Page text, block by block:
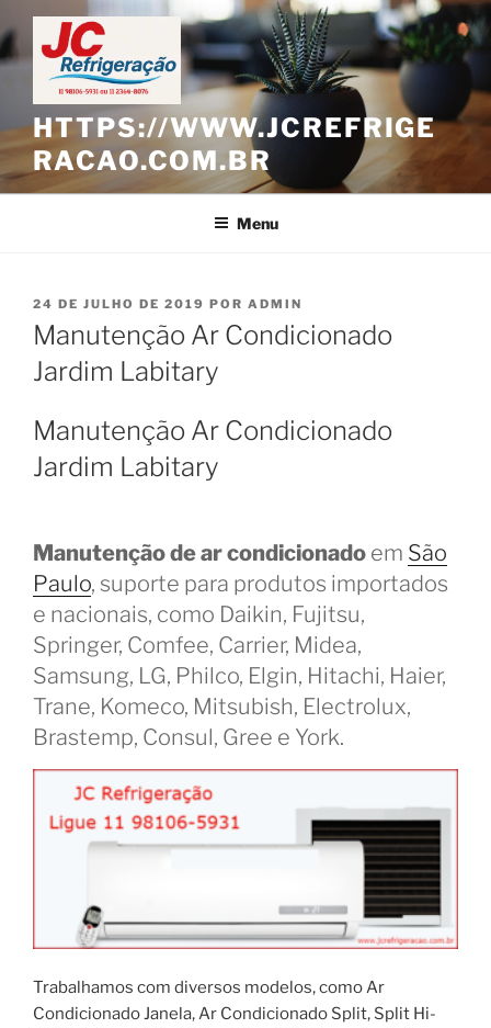
Pular
para
o
conteúdo
HTTPS://WWW.JCREFRIGE
RACAO.COM.BR
Menu
PUBLICADO
EM
24 DE JULHO DE 2019 POR ADMIN
Manutenção Ar Condicionado
Jardim Labitary
Manutenção Ar Condicionado
Jardim Labitary
Manutenção de ar condicionado em São
Paulo, suporte para produtos importados
e nacionais, como Daikin, Fujitsu,
Springer, Comfee, Carrier, Midea,
Samsung, LG, Philco, Elgin, Hitachi, Haier,
Trane, Komeco, Mitsubish, Electrolux,
Brastemp, Consul, Gree e York.
Trabalhamos com diversos modelos, como Ar
Condicionado Janela, Ar Condicionado Split, Split Hi-